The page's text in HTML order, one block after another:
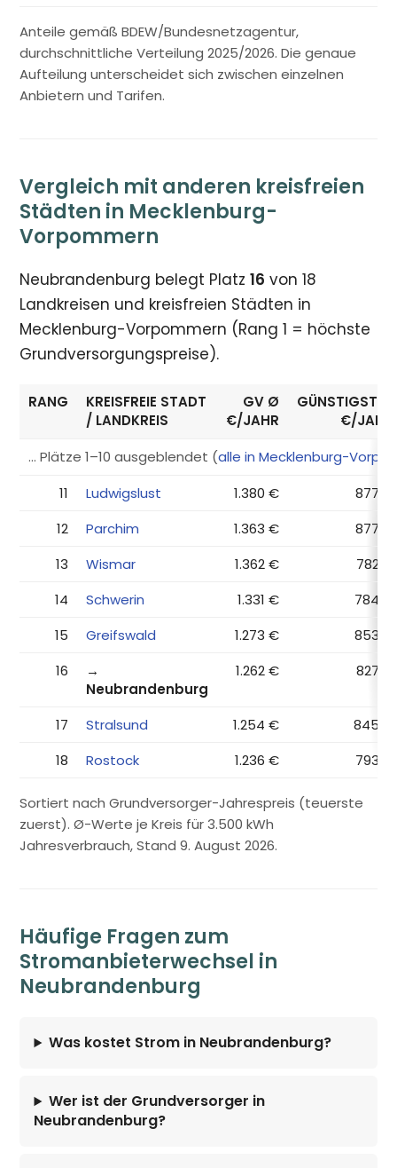
Anteile gemäß BDEW/Bundesnetzagentur,
durchschnittliche Verteilung 2025/2026. Die genaue
Aufteilung unterscheidet sich zwischen einzelnen
Anbietern und Tarifen.
Vergleich mit anderen kreisfreien
Städten in Mecklenburg-
Vorpommern
Neubrandenburg belegt Platz16 von 18
Landkreisen und kreisfreien Städten in
Mecklenburg-Vorpommern (Rang 1 = höchste
Grundversorgungspreise).
RANG
KREISFREIE STADT
/ LANDKREIS
GV Ø
€/JAHR
GÜNSTIGSTER
€/JAHR
… Plätze 1–10 ausgeblendet (alle in Mecklenburg-
11
Ludwigslust 1.380 €
877 €
12
Parchim 1.363 €
877 €
13
Wismar 1.362 €
782 €
14
Schwerin 1.331 €
784 €
15
Greifswald 1.273 €
853 €
16
→
Neubrandenburg
1.262 € 827 €
17 Stralsund 1.254 €
845 €
18
Rostock 1.236 € 793 €
Sortiert nach Grundversorger-Jahrespreis (teuerste
zuerst). Ø-Werte je Kreis für 3.500 kWh
Jahresverbrauch, Stand 9. August 2026.
Häufige Fragen zum
Stromanbieterwechsel in
Neubrandenburg
Was kostet Strom in Neubrandenburg?
Wer ist der Grundversorger in
Neubrandenburg?